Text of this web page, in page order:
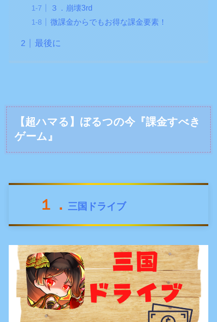
３．崩壊3rd
微課金からでもお得な課金要素！
最後に
【超ハマる】ぼるつの今『課金すべき
ゲーム』
１． 三国ドライブ